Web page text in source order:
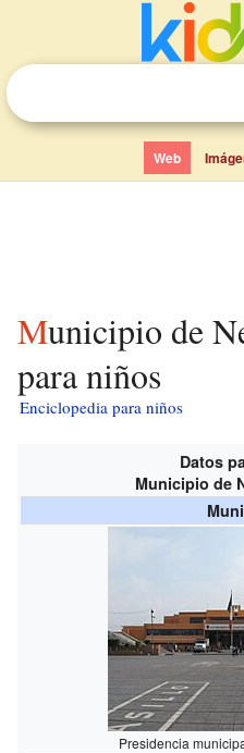
Web
Municipio de Nezahualcóyotl
para niños
Enciclopedia para niños
Datos
Municipio de
Presidencia